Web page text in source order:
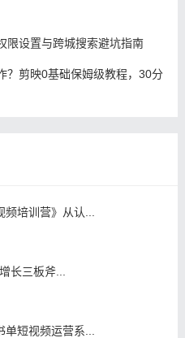
限设置与跨城搜索避坑指南
？剪映0基础保姆级教程，30分
培训营》从认...
长三板斧...
短视频运营系...